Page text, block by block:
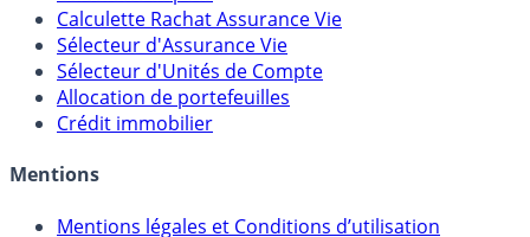
Calculateur d'intérêts
Calculette Impôts
Calculette Rachat Assurance Vie
Sélecteur d'Assurance Vie
Sélecteur d'Unités de Compte
Crédit immobilier
Mentions